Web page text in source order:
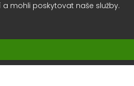
a mohli poskytovat naše služby.